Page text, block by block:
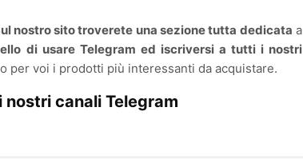
nostro sito troverete una sezione tutta dedicata a
di usare Telegram ed iscriversi a tutti i nostri
per voi i prodotti più interessanti da acquistare.
canali Telegram